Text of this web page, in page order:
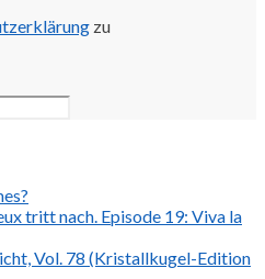
zu
tritt nach. Episode 19: Viva la
Vol. 78 (Kristallkugel-Edition